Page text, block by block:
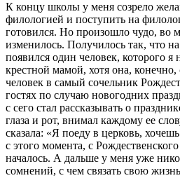
К концу школы у меня созрело
филологией и поступить на
готовился. Но произошло чудо, во
изменилось. Получилось так, что
появился один человек, которого я
крестной мамой, хотя она,
человек в самый сочельник
гостях по случаю новогодних
с сего стал рассказывать о
глаза и рот, внимал каждому ее
сказала: «Я поеду в церковь,
с этого момента, с
началось. А дальше у меня уже
сомнений, с чем связать свою